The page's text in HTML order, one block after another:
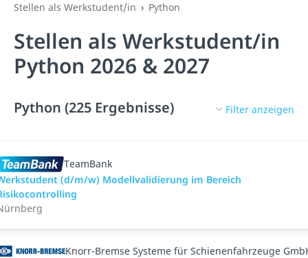
Stellen als Werkstudent/in Python
Stellen als Werkstudent/in
Python 2026 & 2027
Python (225 Ergebnisse) Filter anzeigen
TeamBank
(d/m/w) Modellvalidierung im Bereich
Knorr-Bremse Systeme für Schienenfahrzeuge